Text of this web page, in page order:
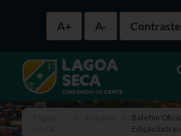
A+ A- Contraste
Boletim
Edição